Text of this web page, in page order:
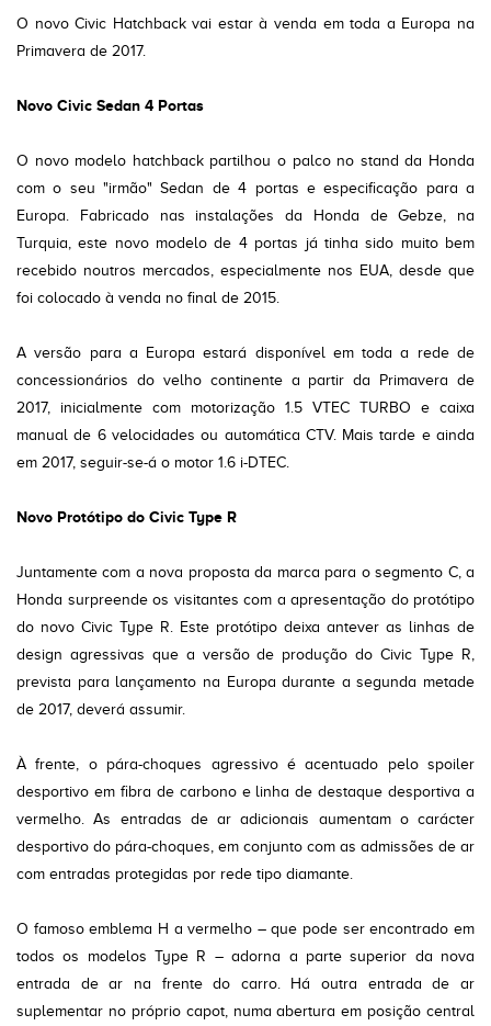
O novo Civic Hatchback vai estar à venda em toda a Europa na
Primavera de 2017.
Novo Civic Sedan 4 Portas
O novo modelo hatchback partilhou o palco no stand da Honda
com o seu "irmão" Sedan de 4 portas e especificação para a
Europa. Fabricado nas instalações da Honda de Gebze, na
Turquia, este novo modelo de 4 portas já tinha sido muito bem
recebido noutros mercados, especialmente nos EUA, desde que
foi colocado à venda no final de 2015.
A versão para a Europa estará disponível em toda a rede de
concessionários do velho continente a partir da Primavera de
2017, inicialmente com motorização 1.5 VTEC TURBO e caixa
manual de 6 velocidades ou automática CTV. Mais tarde e ainda
em 2017, seguir-se-á o motor 1.6 i-DTEC.
Novo Protótipo do Civic Type R
Juntamente com a nova proposta da marca para o segmento C, a
Honda surpreende os visitantes com a apresentação do protótipo
do novo Civic Type R. Este protótipo deixa antever as linhas de
design agressivas que a versão de produção do Civic Type R,
prevista para lançamento na Europa durante a segunda metade
de 2017, deverá assumir.
À frente, o pára-choques agressivo é acentuado pelo spoiler
desportivo em fibra de carbono e linha de destaque desportiva a
vermelho. As entradas de ar adicionais aumentam o carácter
desportivo do pára-choques, em conjunto com as admissões de ar
com entradas protegidas por rede tipo diamante.
O famoso emblema H a vermelho – que pode ser encontrado em
todos os modelos Type R – adorna a parte superior da nova
entrada de ar na frente do carro. Há outra entrada de ar
suplementar no próprio capot, numa abertura em posição central